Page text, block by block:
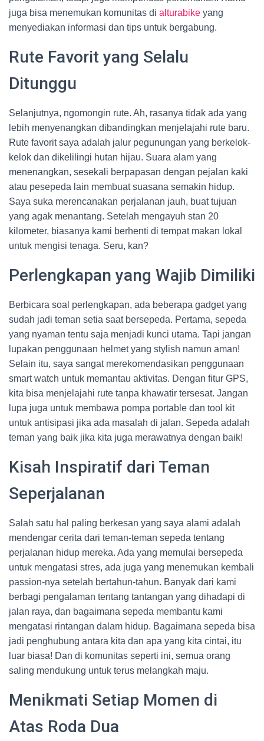
juga bisa menemukan komunitas di alturabike yang
menyediakan informasi dan tips untuk bergabung.
Rute Favorit yang Selalu
Ditunggu
Selanjutnya, ngomongin rute. Ah, rasanya tidak ada yang
lebih menyenangkan dibandingkan menjelajahi rute baru.
Rute favorit saya adalah jalur pegunungan yang berkelok-
kelok dan dikelilingi hutan hijau. Suara alam yang
menenangkan, sesekali berpapasan dengan pejalan kaki
atau pesepeda lain membuat suasana semakin hidup.
Saya suka merencanakan perjalanan jauh, buat tujuan
yang agak menantang. Setelah mengayuh stan 20
kilometer, biasanya kami berhenti di tempat makan lokal
untuk mengisi tenaga. Seru, kan?
Perlengkapan yang Wajib Dimiliki
Berbicara soal perlengkapan, ada beberapa gadget yang
sudah jadi teman setia saat bersepeda. Pertama, sepeda
yang nyaman tentu saja menjadi kunci utama. Tapi jangan
lupakan penggunaan helmet yang stylish namun aman!
Selain itu, saya sangat merekomendasikan penggunaan
smart watch untuk memantau aktivitas. Dengan fitur GPS,
kita bisa menjelajahi rute tanpa khawatir tersesat. Jangan
lupa juga untuk membawa pompa portable dan tool kit
untuk antisipasi jika ada masalah di jalan. Sepeda adalah
teman yang baik jika kita juga merawatnya dengan baik!
Kisah Inspiratif dari Teman
Seperjalanan
Salah satu hal paling berkesan yang saya alami adalah
mendengar cerita dari teman-teman sepeda tentang
perjalanan hidup mereka. Ada yang memulai bersepeda
untuk mengatasi stres, ada juga yang menemukan kembali
passion-nya setelah bertahun-tahun. Banyak dari kami
berbagi pengalaman tentang tantangan yang dihadapi di
jalan raya, dan bagaimana sepeda membantu kami
mengatasi rintangan dalam hidup. Bagaimana sepeda bisa
jadi penghubung antara kita dan apa yang kita cintai, itu
luar biasa! Dan di komunitas seperti ini, semua orang
saling mendukung untuk terus melangkah maju.
Menikmati Setiap Momen di
Atas Roda Dua